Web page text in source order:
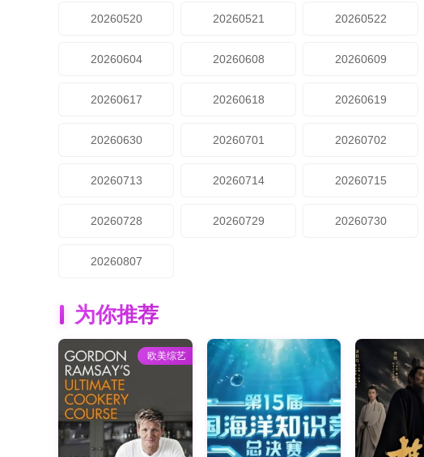
20260520 20260521 20260522
20260604 20260608 20260609
20260617 20260618 20260619
20260630 20260701 20260702
20260713 20260714 20260715
20260728 20260729 20260730
20260807
为你推荐
欧美综艺